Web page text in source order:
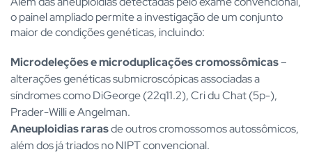
o painel ampliado permite a investigação de um conjunto
maior de condições genéticas, incluindo:
Microdeleções e microduplicações cromossômicas–
alterações genéticas submicroscópicas associadas a
síndromes como DiGeorge (22q11.2), Cri du Chat (5p-),
Prader-Willi e Angelman.
Aneuploidias rarasde outros cromossomos autossômicos,
além dos já triados no NIPT convencional.